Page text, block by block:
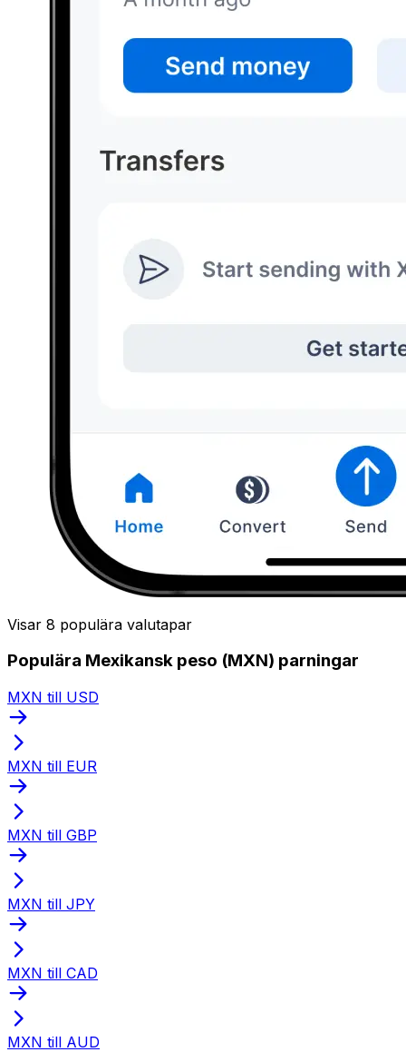
Visar 8 populära valutapar
Populära Mexikansk peso (MXN) parningar
MXN till USD
MXN till EUR
MXN till GBP
MXN till JPY
MXN till CAD
MXN till AUD